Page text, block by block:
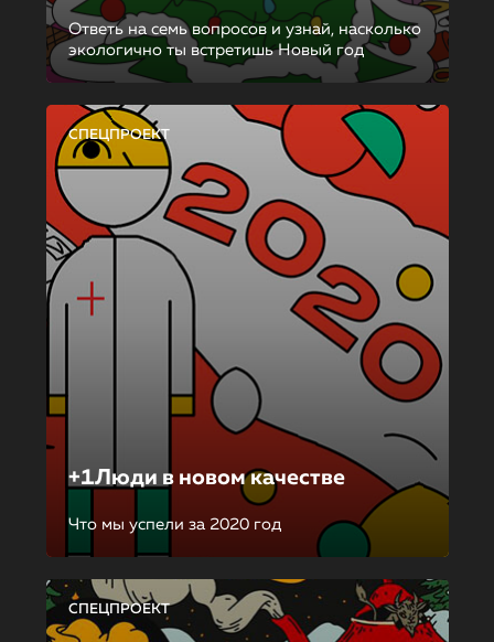
Ответь на семь вопросов и узнай, насколько
экологично ты встретишь Новый год
СПЕЦПРОЕКТ
+1Люди в новом качестве
Что мы успели за 2020 год
СПЕЦПРОЕКТ